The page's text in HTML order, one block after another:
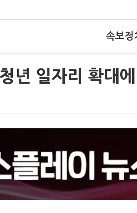
속보정
년 일자리 확대